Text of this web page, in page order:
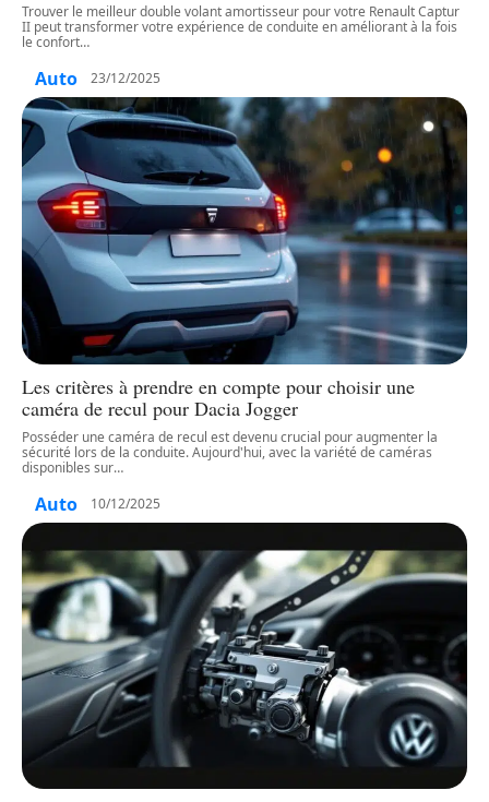
Trouver le meilleur double volant amortisseur pour votre Renault Captur
II peut transformer votre expérience de conduite en améliorant à la fois
le confort…
Auto 23/12/2025
Les critères à prendre en compte pour choisir une
caméra de recul pour Dacia Jogger
Posséder une caméra de recul est devenu crucial pour augmenter la
sécurité lors de la conduite. Aujourd'hui, avec la variété de caméras
disponibles sur…
Auto 10/12/2025